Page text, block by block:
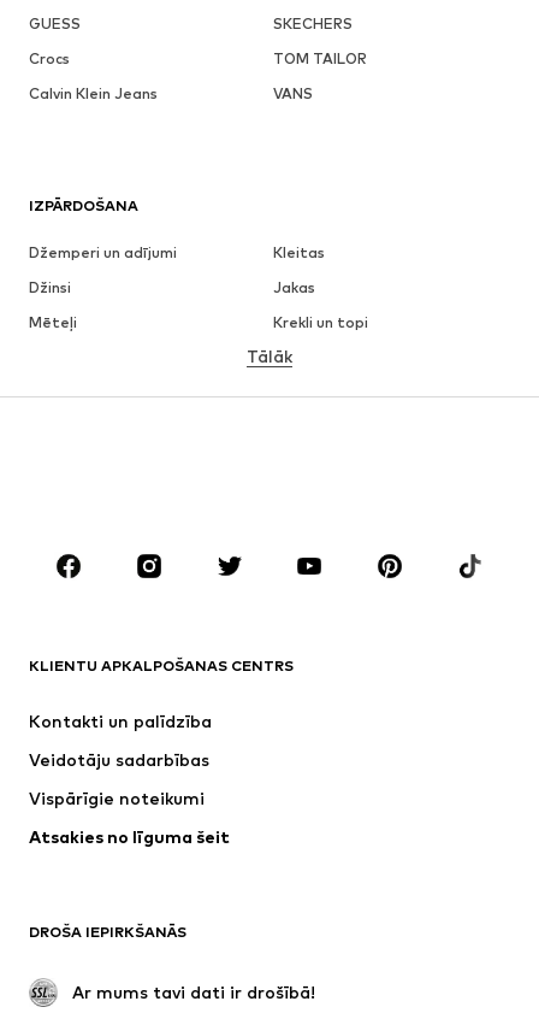
GUESS
SKECHERS
Crocs
TOM TAILOR
Calvin Klein Jeans
VANS
IZPĀRDOŠANA
Džemperi un adījumi
Kleitas
Džinsi
Jakas
Mēteļi
Krekli un topi
Apakšveļa
Svārki
Blūzes un tunikas
Aksesuāri
Premium
Jaunumi
Šobrīd populāri
Apakšveļa
Mēteļi
Svinības
Ekskluzīvi
Tālāk
KLIENTU APKALPOŠANAS CENTRS
Kontakti un palīdzība
Veidotāju sadarbības
Vispārīgie noteikumi
Atsakies no līguma šeit
DROŠA IEPIRKŠANĀS
Ar mums tavi dati ir drošībā!